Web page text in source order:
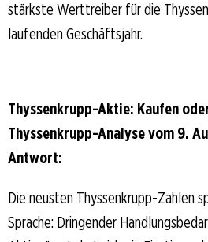
stärkste Werttreiber für die
laufenden Geschäftsjahr.
Thyssenkrupp-Aktie: Kaufen
Thyssenkrupp-Analyse vom 9.
Antwort:
Die neusten Thyssenkrupp-Zahlen
Sprache: Dringender